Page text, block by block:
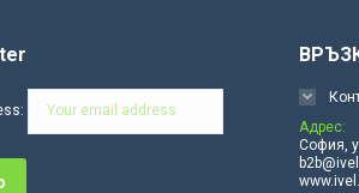
Адрес:
София,